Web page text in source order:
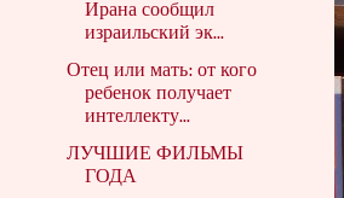
Ирана сообщил
израильский эк...
Отец или мать: от кого
ребенок получает
интеллекту...
ЛУЧШИЕ ФИЛЬМЫ
ГОДА